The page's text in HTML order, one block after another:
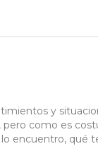
y
pero como es
encuentro, qué